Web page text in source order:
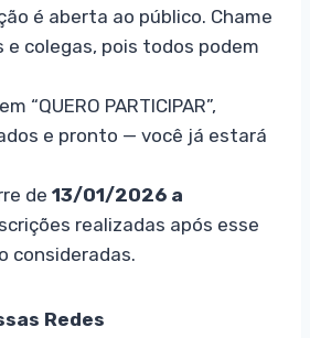
é aberta ao público. Chame
e colegas, pois todos podem
“QUERO PARTICIPAR”,
e pronto — você já estará
de 13/01/2026 a
realizadas após esse
consideradas.
Redes